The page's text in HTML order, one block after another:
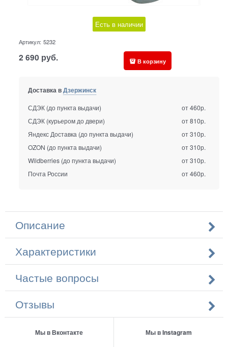
Есть в наличии
Артикул: 5232
2 690 руб. В корзину
Доставка вДзержинск
СДЭК (до пункта выдачи)
от 460р.
СДЭК (курьером до двери)
от 810р.
Яндекс Доставка (до пункта выдачи)
от 310р.
OZON (до пункта выдачи)
от 310р.
Wildberries (до пункта выдачи)
от 310р.
Почта России
от 460р.
Описание
Характеристики
Частые вопросы
Отзывы
Мы в Вконтакте Мы в Instagram